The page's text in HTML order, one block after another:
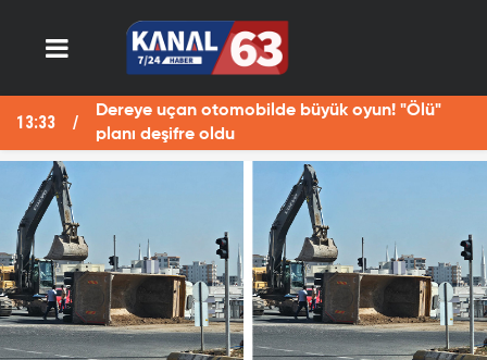
13:33
Dereye uçan otomobilde büyük oyun! "Ölü"
planı deşifre oldu